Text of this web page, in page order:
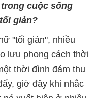
cuộc sống
giản?
"tối giản", nhiều
lưu phong cách thời
thời đình đám thu
giờ đây khi nhắc